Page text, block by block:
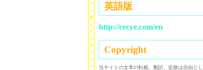
英語版
http://cecye.com/en
Copyright
当サイトの文章の転載、翻訳、拡散は自由とし